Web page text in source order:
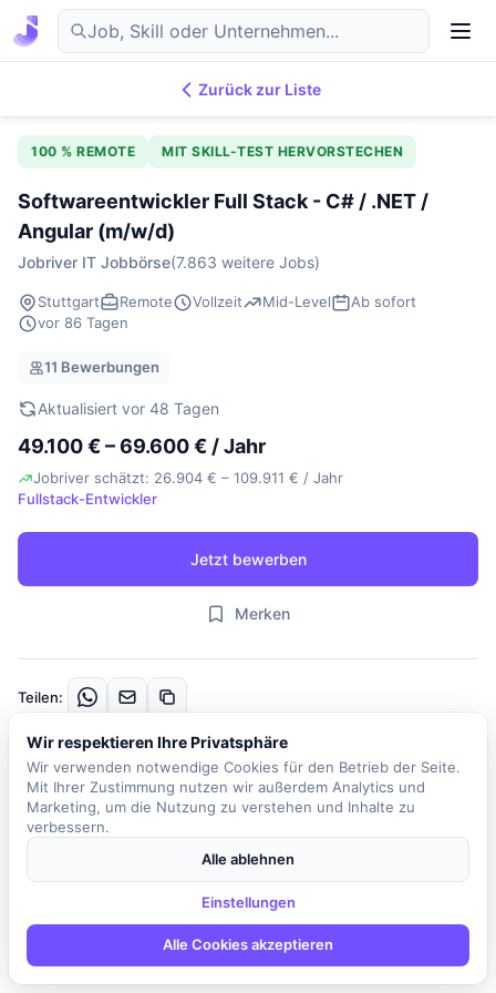
DE
Zurück zur Liste
100 % REMOTE MIT SKILL-TEST HERVORSTECHEN
Softwareentwickler Full Stack - C# / .NET /
Angular (m/w/d)
Jobriver IT Jobbörse(7.863 weitere Jobs)
Stuttgart Remote Vollzeit Mid-Level
Ab sofort
vor 86 Tagen
11 Bewerbungen
Aktualisiert vor 48 Tagen
49.100 € – 69.600 € / Jahr
Jobriver schätzt: 26.904 € – 109.911 € / Jahr
Fullstack-Entwickler
Jetzt bewerben
Merken
Teilen:
Beschreibung
Unser Kunde ist ein etabliertes Unternehmen, das seit fast 80
Jahren für Mobilität, Kompetenz und Zuverlässigkeit steht. Als
markenneutrale Leasinggesellschaft bietet es innovative
Leasinglösungen für E-Fahrzeuge, effiziente Verbrenner,
Wasserstoffautos und Dienstfahrräder an. In dieser spannenden
Rolle als Softwareentwickler Full Stack sind Sie Teil eines agilen
Scrum-Teams und tragen aktiv zur Weiterentwicklung der Full-
Wir respektieren Ihre Privatsphäre
Wir verwenden notwendige Cookies für den Betrieb der Seite.
Mit Ihrer Zustimmung nutzen wir außerdem Analytics und
Marketing, um die Nutzung zu verstehen und Inhalte zu
verbessern.
Alle ablehnen
Einstellungen
Alle Cookies akzeptieren